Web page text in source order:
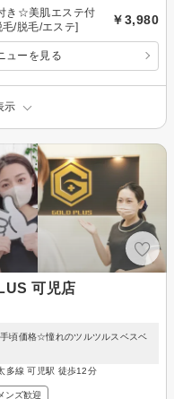
き☆美肌エステ付
/脱毛/エステ]
￥3,980
ューを見る
示
可児店
頃価格☆憧れのツルツルスベスベ
多線 可児駅 徒歩12分
メンズ歓迎